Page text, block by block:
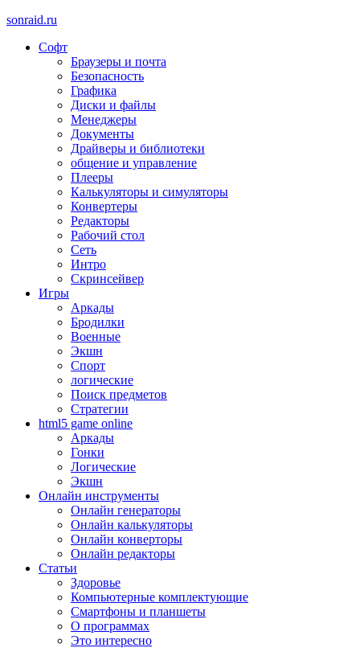
sonraid.ru
Скачивай программы, мини игры
Софт
Браузеры и почта
Безопасность
Графика
Диски и файлы
Менеджеры
Документы
Драйверы и библиотеки
общение и управление
Плееры
Калькуляторы и симуляторы
Конвертеры
Редакторы
Рабочий стол
Сеть
Интро
Скринсейвер
Игры
Аркады
Бродилки
Военные
Экшн
Спорт
логические
Поиск предметов
Стратегии
html5 game online
Аркады
Гонки
Логические
Экшн
Онлайн инструменты
Онлайн генераторы
Онлайн калькуляторы
Онлайн конверторы
Онлайн редакторы
Статьи
Здоровье
Компьютерные комплектующие
Смартфоны и планшеты
О программах
Это интересно